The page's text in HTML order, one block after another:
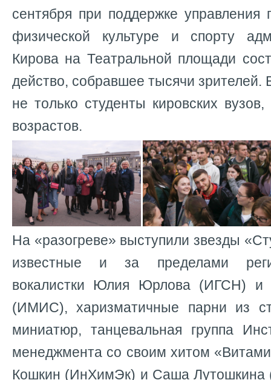
сентября при поддержке
физической культуре и спорту
Кирова на Театральной площади
действо, собравшее тысячи зрителей.
не только студенты кировских
возрастов.
На «разогреве» выступили звезды
известные и за пределами
вокалистки Юлия Юрлова (ИГСН) и
(ИМИС), харизматичные парни из
миниатюр, танцевальная группа
менеджмента со своим хитом
Кошкин (ИнХимЭк) и Саша Лутошкина